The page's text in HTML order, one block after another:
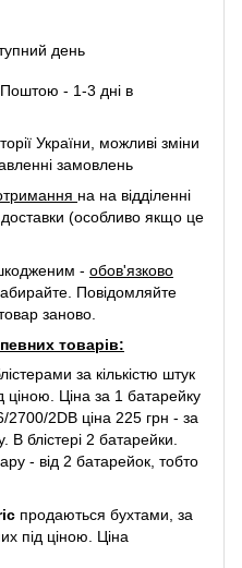
день
- 1-3 дні в
України, можливі зміни
замовлень
на на відділенні
(особливо якщо це
- обов'язково
Повідомляйте
заново.
товарів:
за кількістю штук
ціною. Ціна за 1 батарейку
2700/2DB ціна 225 грн - за
В блістері 2 батарейки.
- від 2 батарейок, тобто
продаються бухтами, за
під ціною. Ціна